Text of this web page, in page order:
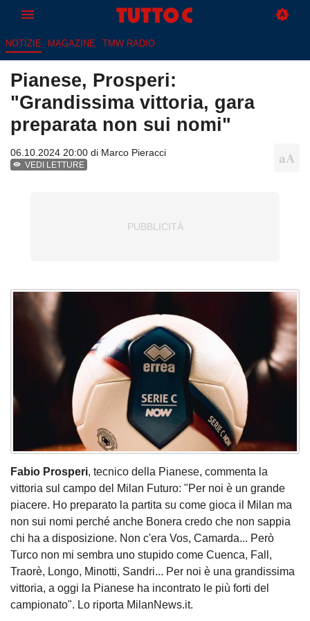
NOTIZIE MAGAZINE TMW RADIO
Pianese, Prosperi:
"Grandissima vittoria, gara
preparata non sui nomi"
06.10.2024 20:00 di Marco Pieracci
VEDI LETTURE
Fabio Prosperi, tecnico della Pianese, commenta la
vittoria sul campo del Milan Futuro: "Per noi è un grande
piacere. Ho preparato la partita su come gioca il Milan ma
non sui nomi perché anche Bonera credo che non sappia
chi ha a disposizione. Non c'era Vos, Camarda... Però
Turco non mi sembra uno stupido come Cuenca, Fall,
Traorè, Longo, Minotti, Sandri... Per noi è una grandissima
vittoria, a oggi la Pianese ha incontrato le più forti del
campionato". Lo riporta MilanNews.it.